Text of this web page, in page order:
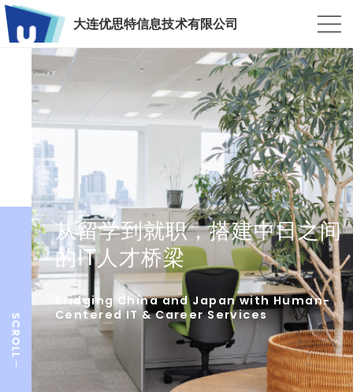
大连优思特信息技术有限公司
从留学到就职，搭建中日之间
的IT人才桥梁
Bridging China and Japan with Human-
Centered IT & Career Services